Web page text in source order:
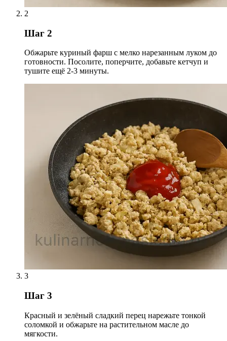
2
Шаг 2
Обжарьте куриный фарш с мелко нарезанным луком до
готовности. Посолите, поперчите, добавьте кетчуп и
тушите ещё 2-3 минуты.
3
Шаг 3
Красный и зелёный сладкий перец нарежьте тонкой
соломкой и обжарьте на растительном масле до
мягкости.